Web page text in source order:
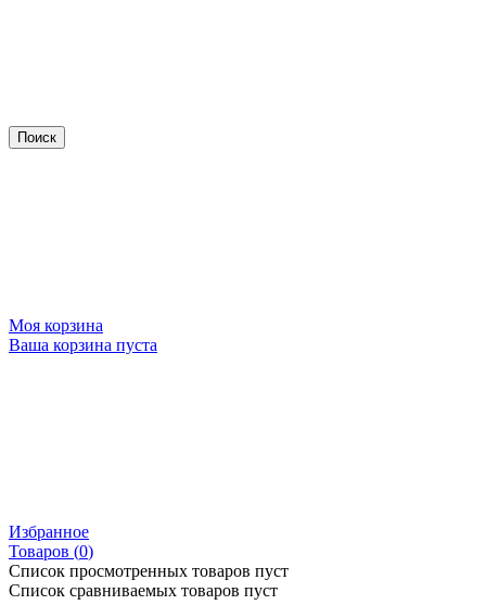
Моя корзина
Ваша корзина пуста
Избранное
Товаров (0)
Список просмотренных товаров пуст
Список сравниваемых товаров пуст